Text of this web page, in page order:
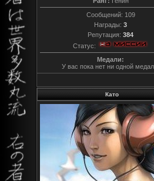
Сообщений: 109
Награды: 3
Репутация: 384
Статус:
Медали:
У вас пока нет ни одной
Като